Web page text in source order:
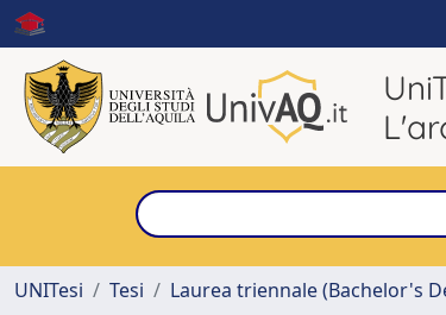
UNITesi
Tesi Laurea triennale (Bachelor's